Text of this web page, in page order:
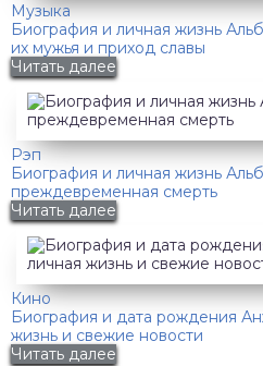
Музыка
Биография и личная жизнь
их мужья и приход славы
Читать далее
Рэп
Биография и личная жизнь
преждевременная смерть
Читать далее
Кино
Биография и дата рождения
жизнь и свежие новости
Читать далее